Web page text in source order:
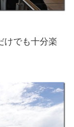
けでも十分楽